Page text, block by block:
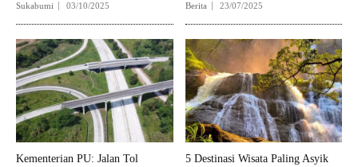
Sukabumi 03/10/2025 Berita 23/07/2025
Kementerian PU: Jalan Tol
5 Destinasi Wisata Paling Asyik